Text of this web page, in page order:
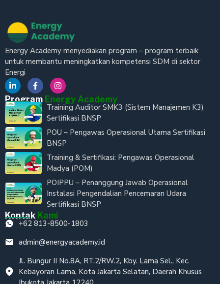
Energy Academy menyediakan program – program terbaik
untuk membantu meningkatkan kompetensi SDM di sektor
Energi
Program Energy Academy
Training Auditor SMK3 (Sistem Manajemen K3)
Sertifikasi BNSP
POU – Pengawas Operasional Utama Sertifikasi
BNSP
Training & Sertifikasi: Pengawas Operasional
Madya (POM)
POIPPU – Penanggung Jawab Operasional
Instalasi Pengendalian Pencemaran Udara
Sertifikasi BNSP
Kontak Kami
+62 813-8500-1803
admin@energyacademy.id
Jl. Bungur II No.8A, RT.2/RW.2, Kby. Lama Sel., Kec.
Kebayoran Lama, Kota Jakarta Selatan, Daerah Khusus